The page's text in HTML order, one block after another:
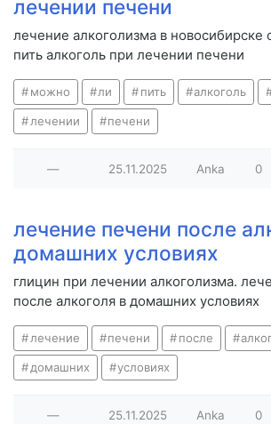
лечении печени
лечение алкоголизма в
пить алкоголь при лечении печени
можно ли пить алкоголь
лечении печени
— 25.11.2025 Anka 0
лечение печени после
домашних условиях
глицин при лечении алкоголизма.
после алкоголя в домашних условиях
лечение печени после
домашних условиях
— 25.11.2025 Anka 0